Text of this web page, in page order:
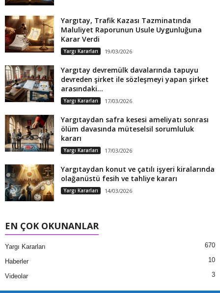
Yargıtay, Trafik Kazası Tazminatında
Maluliyet Raporunun Usule Uygunluğuna
Karar Verdi
Yargı Kararları 19/03/2026
Yargıtay devremülk davalarında tapuyu
devreden şirket ile sözleşmeyi yapan şirket
arasındaki...
Yargı Kararları 17/03/2026
Yargıtaydan safra kesesi ameliyatı sonrası
ölüm davasında müteselsil sorumluluk
kararı
Yargı Kararları 17/03/2026
Yargıtaydan konut ve çatılı işyeri kiralarında
olağanüstü fesih ve tahliye kararı
Yargı Kararları 14/03/2026
EN ÇOK OKUNANLAR
Yargı Kararları 670
Haberler 10
Videolar 3